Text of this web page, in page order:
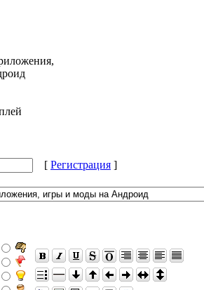
[ Регистрация ]